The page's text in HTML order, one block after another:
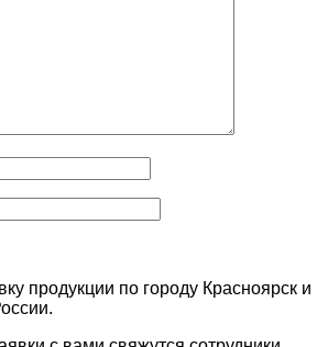
продукции по городу Красноярск и